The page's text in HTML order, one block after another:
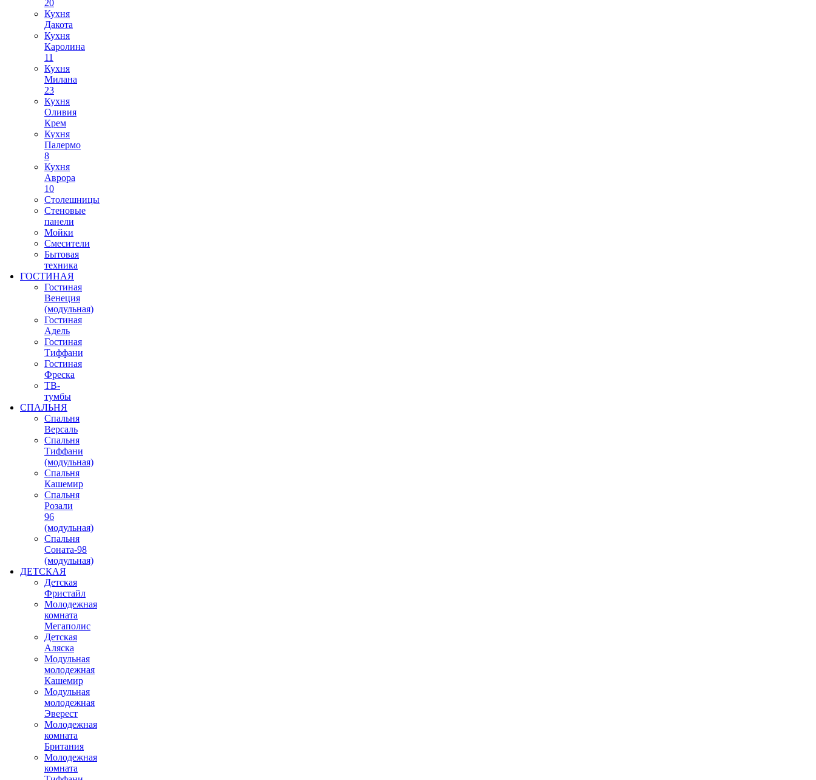
20
Кухня
Дакота
Кухня
Каролина
11
Кухня
Милана
23
Кухня
Оливия
Крем
Кухня
Палермо
8
Кухня
Аврора
10
Столешницы
Стеновые
панели
Мойки
Смесители
Бытовая
техника
ГОСТИНАЯ
Гостиная
Венеция
(модульная)
Гостиная
Адель
Гостиная
Тиффани
Гостиная
Фреска
ТВ-
тумбы
СПАЛЬНЯ
Спальня
Версаль
Спальня
Тиффани
(модульная)
Спальня
Кашемир
Спальня
Розали
96
(модульная)
Спальня
Соната-98
(модульная)
ДЕТСКАЯ
Детская
Фристайл
Молодежная
комната
Мегаполис
Детская
Аляска
Модульная
молодежная
Кашемир
Модульная
молодежная
Эверест
Молодежная
комната
Британия
Молодежная
комната